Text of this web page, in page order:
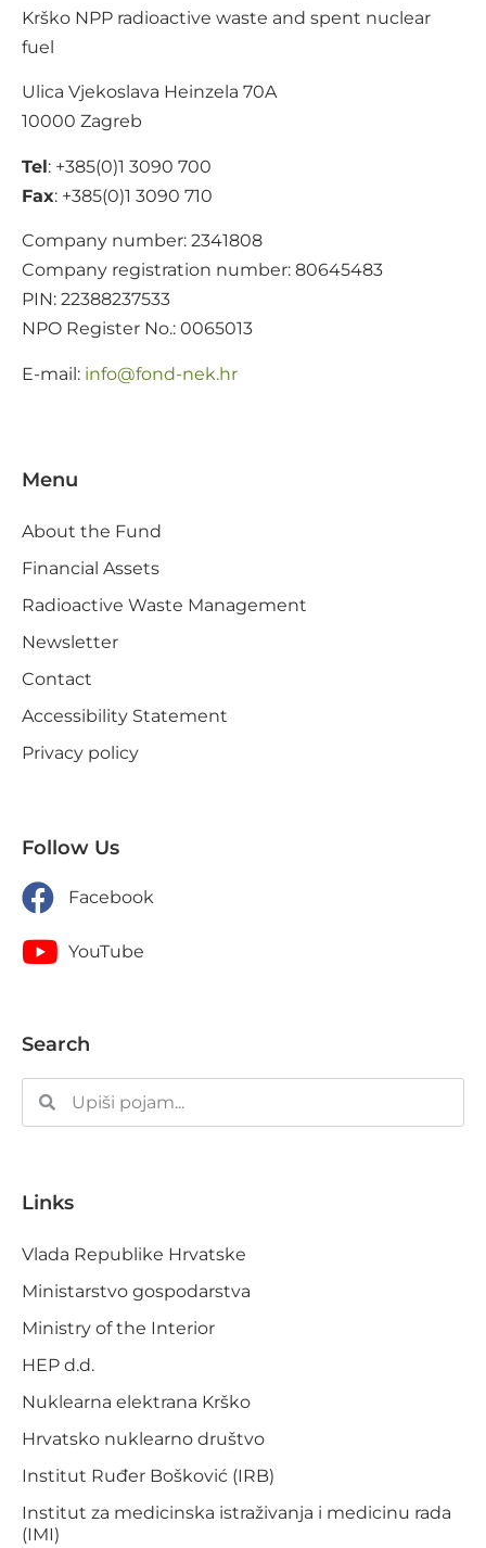
Krško NPP radioactive waste and spent nuclear
fuel
Ulica Vjekoslava Heinzela 70A
10000 Zagreb
Tel: +385(0)1 3090 700
Fax: +385(0)1 3090 710
Company number: 2341808
Company registration number: 80645483
PIN: 22388237533
NPO Register No.: 0065013
E-mail: rh.ken-dnof
@ofni
Menu
About the Fund
Financial Assets
Radioactive Waste Management
Newsletter
Contact
Accessibility Statement
Privacy policy
Follow Us
Facebook
YouTube
Search
Links
Vlada Republike Hrvatske
Ministarstvo gospodarstva
Ministry of the Interior
HEP d.d.
Nuklearna elektrana Krško
Hrvatsko nuklearno društvo
Institut Ruđer Bošković (IRB)
Institut za medicinska istraživanja i medicinu rada
(IMI)